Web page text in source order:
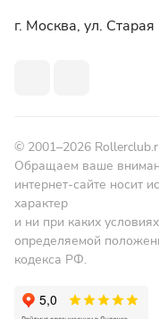
г. Москва, ул.
© 2001–2026
Обращаем ваше
интернет-сайте носит
характер
и ни при каких
определяемой
кодекса РФ.